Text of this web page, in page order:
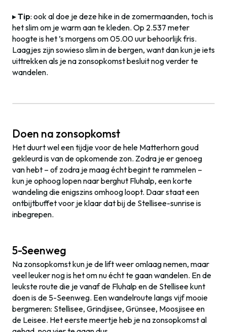
▸Tip: ook al doe je deze hike in de zomermaanden, toch is
het slim om je warm aan te kleden. Op 2.537 meter
hoogte is het ’s morgens om 05.00 uur behoorlijk fris.
Laagjes zijn sowieso slim in de bergen, want dan kun je iets
uittrekken als je na zonsopkomst besluit nog verder te
wandelen.
Doen na zonsopkomst
Het duurt wel een tijdje voor de hele Matterhorn goud
gekleurd is van de opkomende zon. Zodra je er genoeg
van hebt – of zodra je maag écht begint te rammelen –
kun je ophoog lopen naar berghut Fluhalp, een korte
wandeling die enigszins omhoog loopt. Daar staat een
ontbijtbuffet voor je klaar dat bij de Stellisee-sunrise is
inbegrepen.
5-Seenweg
Na zonsopkomst kun je de lift weer omlaag nemen, maar
veel leuker nog is het om nu écht te gaan wandelen. En de
leukste route die je vanaf de Fluhalp en de Stellisee kunt
doen is de 5-Seenweg. Een wandelroute langs vijf mooie
bergmeren: Stellisee, Grindjisee, Grünsee, Moosjisee en
de Leisee. Het eerste meertje heb je na zonsopkomst al